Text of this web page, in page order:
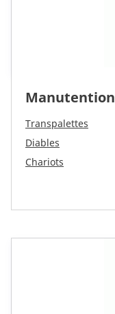
Manutention
Transpalettes
Diables
Chariots